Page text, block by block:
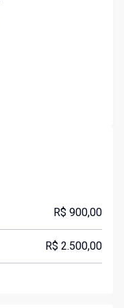
R$ 900,00
R$ 2.500,00